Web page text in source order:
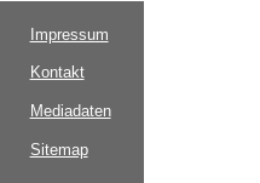
Impressum
Kontakt
Mediadaten
Sitemap